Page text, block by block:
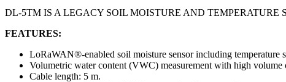
DL-5TM IS A LEGACY SOIL MOISTURE AND TEMPERATURE
FEATURES:
LoRaWAN®-enabled soil moisture sensor including temperature
Volumetric water content (VWC) measurement with high
Cable length: 5 m.